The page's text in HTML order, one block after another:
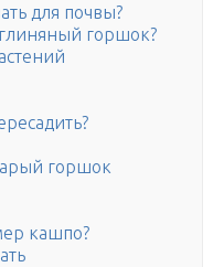
для почвы?
горшок?
горшок
кашпо?